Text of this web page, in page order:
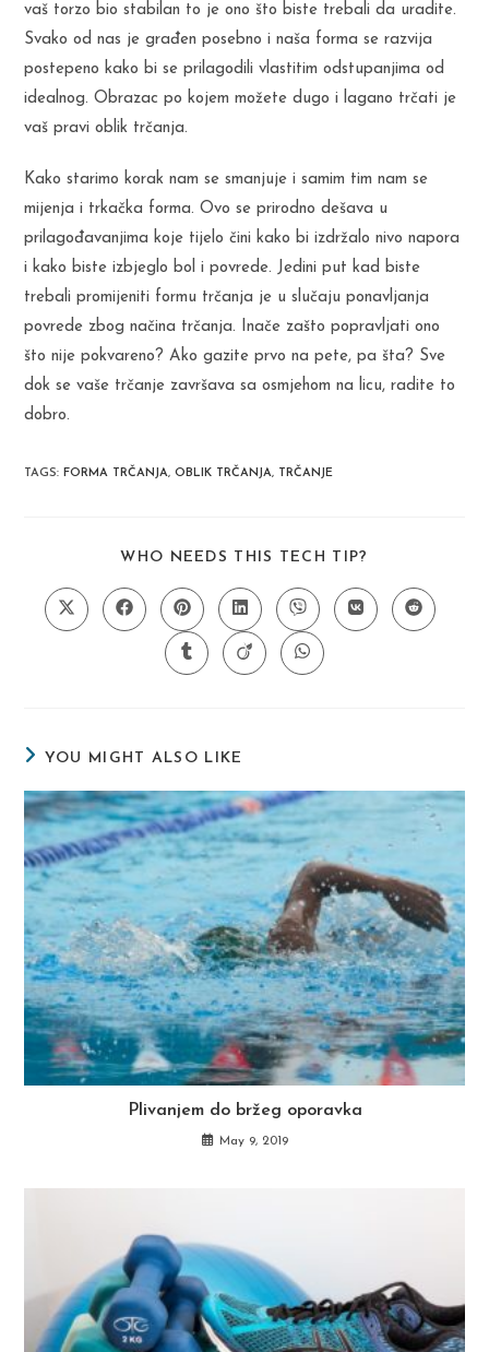
vaš torzo bio stabilan to je ono što biste trebali da uradite.
Svako od nas je građen posebno i naša forma se razvija
postepeno kako bi se prilagodili vlastitim odstupanjima od
idealnog. Obrazac po kojem možete dugo i lagano trčati je
vaš pravi oblik trčanja.
Kako starimo korak nam se smanjuje i samim tim nam se
mijenja i trkačka forma. Ovo se prirodno dešava u
prilagođavanjima koje tijelo čini kako bi izdržalo nivo napora
i kako biste izbjeglo bol i povrede. Jedini put kad biste
trebali promijeniti formu trčanja je u slučaju ponavljanja
povrede zbog načina trčanja. Inače zašto popravljati ono
što nije pokvareno? Ako gazite prvo na pete, pa šta? Sve
dok se vaše trčanje završava sa osmjehom na licu, radite to
dobro.
TAGS: FORMA TRČANJA, OBLIK TRČANJA, TRČANJE
WHO NEEDS THIS TECH TIP?
CONTENT
Opens
in
Opens
in
Opens
in
a
new
window
Opens
in
a
new
window
Opens
in
a
new
window
Opens
in
Opens
in
Opens
in
Opens
in
Opens
in
YOU MIGHT ALSO LIKE
Plivanjem do bržeg oporavka
May 9, 2019